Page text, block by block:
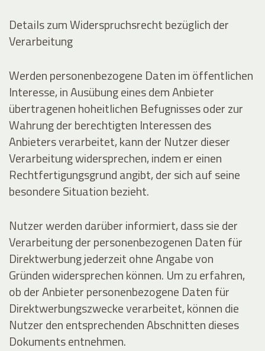
Details zum Widerspruchsrecht bezüglich der
Verarbeitung
Werden personenbezogene Daten im öffentlichen
Interesse, in Ausübung eines dem Anbieter
übertragenen hoheitlichen Befugnisses oder zur
Wahrung der berechtigten Interessen des
Anbieters verarbeitet, kann der Nutzer dieser
Verarbeitung widersprechen, indem er einen
Rechtfertigungsgrund angibt, der sich auf seine
besondere Situation bezieht.
Nutzer werden darüber informiert, dass sie der
Verarbeitung der personenbezogenen Daten für
Direktwerbung jederzeit ohne Angabe von
Gründen widersprechen können. Um zu erfahren,
ob der Anbieter personenbezogene Daten für
Direktwerbungszwecke verarbeitet, können die
Nutzer den entsprechenden Abschnitten dieses
Dokuments entnehmen.